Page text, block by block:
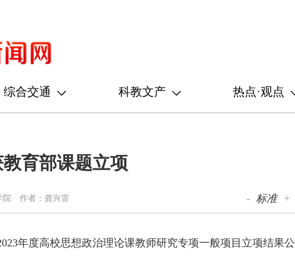
综合交通 科教文产 热点·观点
育部课题立项
院 作者：龚兴雷 - 标准 +
年度高校思想政治理论课教师研究专项一般项目立项结果公